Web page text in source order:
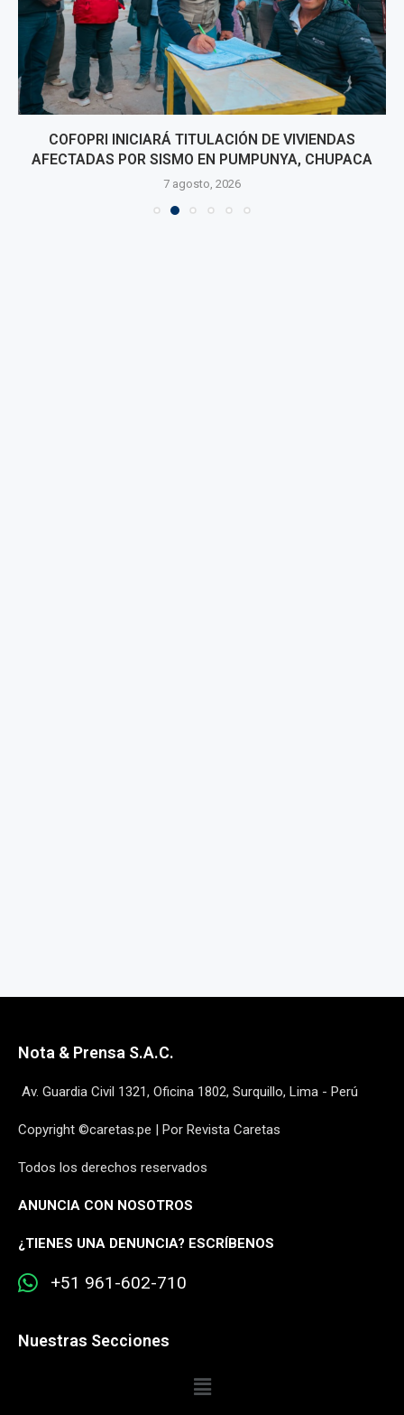
COFOPRI INICIARÁ TITULACIÓN DE VIVIENDAS
AFECTADAS POR SISMO EN PUMPUNYA, CHUPACA
7 agosto, 2026
Nota & Prensa S.A.C.
Av. Guardia Civil 1321, Oficina 1802, Surquillo, Lima - Perú
Copyright ©caretas.pe | Por Revista Caretas
Todos los derechos reservados
ANUNCIA CON NOSOTROS
¿TIENES UNA DENUNCIA? ESCRÍBENOS
+51 961-602-710
Nuestras Secciones